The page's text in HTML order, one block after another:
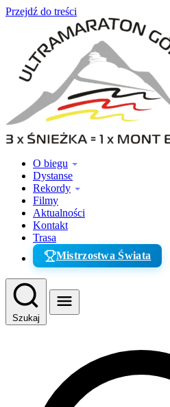
Przejdź do treści
O biegu
Dystanse
Rekordy
Filmy
Aktualności
Kontakt
Trasa
Mistrzostwa Świata
Szukaj